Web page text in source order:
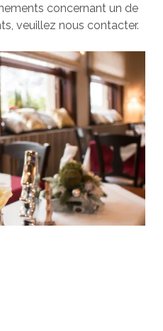
concernant un de
veuillez nous contacter.